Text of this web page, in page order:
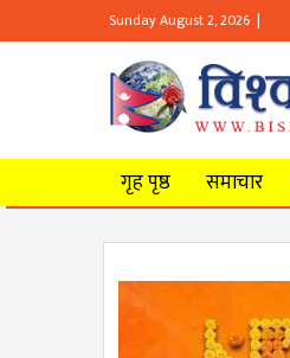
Sunday August 2, 2026 |
गृह पृष्ठ समाचार